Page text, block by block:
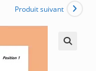
Produit suivant